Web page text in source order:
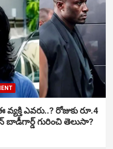
ఎవరు..? రోజుకు రూ.4
బాడీగార్డ్ గురించి తెలుసా?